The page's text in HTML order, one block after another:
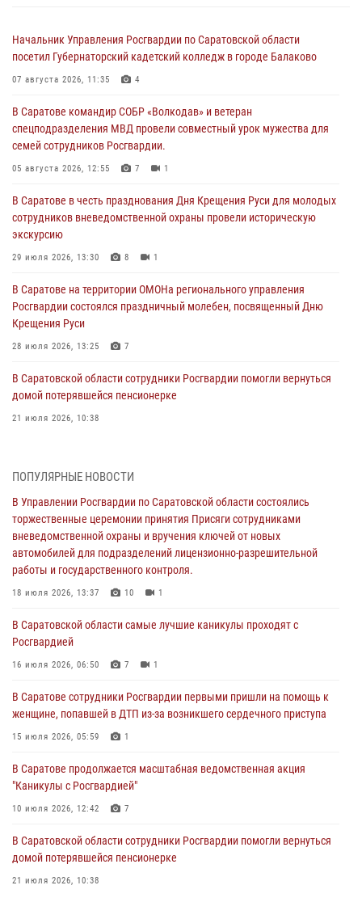
Начальник Управления Росгвардии по Саратовской области
посетил Губернаторский кадетский колледж в городе Балаково
07 августа 2026, 11:35 4
В Саратове командир СОБР «Волкодав» и ветеран
спецподразделения МВД провели совместный урок мужества для
семей сотрудников Росгвардии.
05 августа 2026, 12:55 7 1
В Саратове в честь празднования Дня Крещения Руси для молодых
сотрудников вневедомственной охраны провели историческую
экскурсию
29 июля 2026, 13:30 8 1
В Саратове на территории ОМОНа регионального управления
Росгвардии состоялся праздничный молебен, посвященный Дню
Крещения Руси
28 июля 2026, 13:25 7
В Саратовской области сотрудники Росгвардии помогли вернуться
домой потерявшейся пенсионерке
21 июля 2026, 10:38
вневедомственной охраны и вручения ключей от новых
автомобилей для подразделений лицензионно-разрешительной
работы и государственного контроля.
18 июля 2026, 13:37 10 1
В Саратовской области самые лучшие каникулы проходят с
Росгвардией
В Саратове сотрудники Росгвардии первыми пришли на помощь к
женщине, попавшей в ДТП из-за возникшего сердечного приступа
В Саратове продолжается масштабная ведомственная акция
"Каникулы с Росгвардией"
В Саратовской области при содействии спецназа Росгвардии
задержан подозреваемый в незаконном обороте наркотиков
ПОПУЛЯРНЫЕ НОВОСТИ
В Управлении Росгвардии по Саратовской области состоялись
торжественные церемонии принятия Присяги сотрудниками
вневедомственной охраны и вручения ключей от новых
автомобилей для подразделений лицензионно-разрешительной
работы и государственного контроля.
18 июля 2026, 13:37 10 1
В Саратовской области самые лучшие каникулы проходят с
Росгвардией
16 июля 2026, 06:50 7 1
В Саратове сотрудники Росгвардии первыми пришли на помощь к
женщине, попавшей в ДТП из-за возникшего сердечного приступа
15 июля 2026, 05:59 1
В Саратове продолжается масштабная ведомственная акция
"Каникулы с Росгвардией"
10 июля 2026, 12:42 7
В Саратовской области сотрудники Росгвардии помогли вернуться
домой потерявшейся пенсионерке
21 июля 2026, 10:38